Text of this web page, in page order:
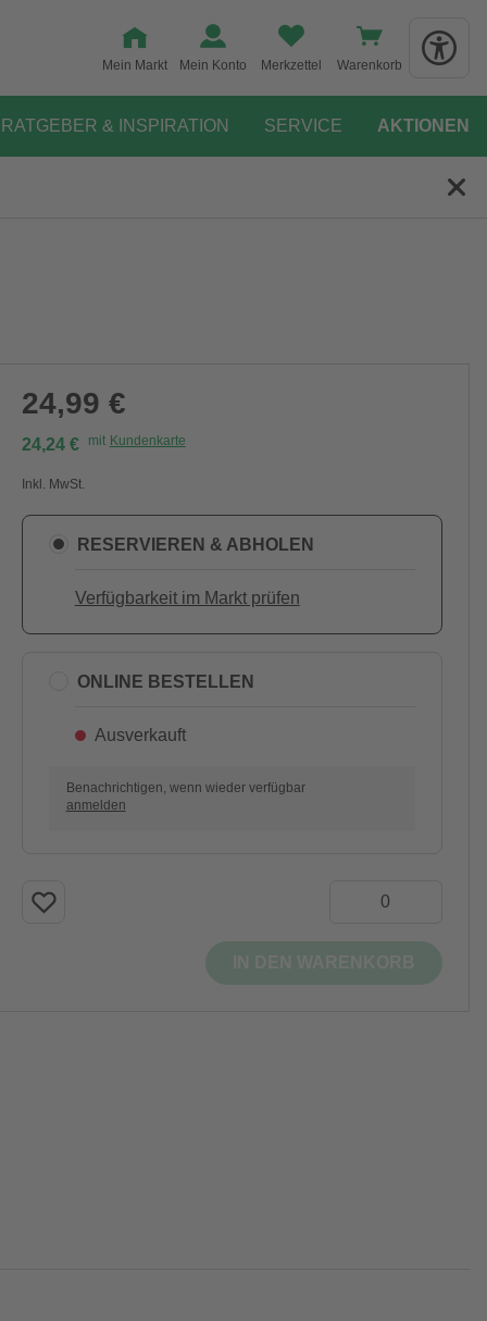
Mein Markt Mein Konto Merkzettel Warenkorb
RATGEBER & INSPIRATION SERVICE AKTIONEN
24,99 €
24,24 € mit Kundenkarte
Inkl. MwSt.
RESERVIEREN & ABHOLEN
Verfügbarkeit im Markt prüfen
ONLINE BESTELLEN
Ausverkauft
Benachrichtigen, wenn wieder verfügbar
anmelden